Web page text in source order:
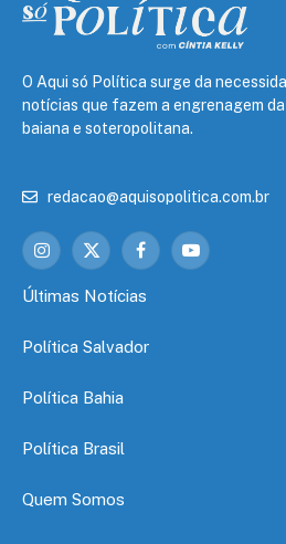
O Aqui só Política surge da
notícias que fazem a engrenagem
baiana e soteropolitana.
redacao@aquisopolitica.com.br
Instagram
X
FacebookYouTube
Últimas Notícias
Política Salvador
Política Bahia
Política Brasil
Quem Somos